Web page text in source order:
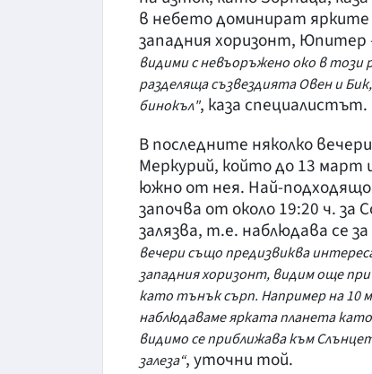
в небето доминират ярките
западния хоризонт, Юпитер
видими с невъоръжено око в този
разделяща съзвездията Овен и
бинокъл", каза специалистът.
В последните няколко
Меркурий, който до 13 март
южно от нея. Най-
започва от около 19:20 ч. за
залязва, т.е. наблюдава се
вечери също предизвиква
западния хоризонт, видим още
като тънък сърп. Например на 10
наблюдаваме ярката планета
видимо се приближава към
залеза“, уточни той.